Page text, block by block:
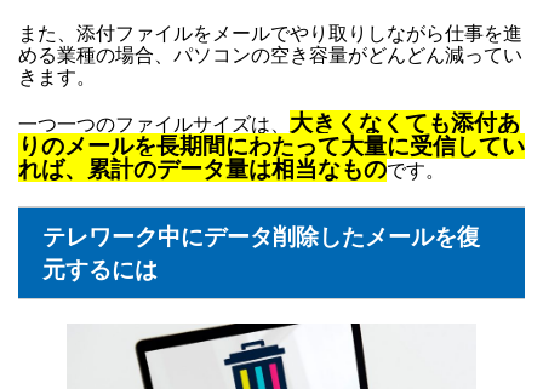
また、添付ファイルをメールでやり取りしながら仕事を進
める業種の場合、パソコンの空き容量がどんどん減ってい
きます。
一つ一つのファイルサイズは、 大きくなくても添付あ
りのメールを長期間にわたって大量に受信してい
れば、累計のデータ量は相当なものです。
テレワーク中にデータ削除したメールを復
元するには